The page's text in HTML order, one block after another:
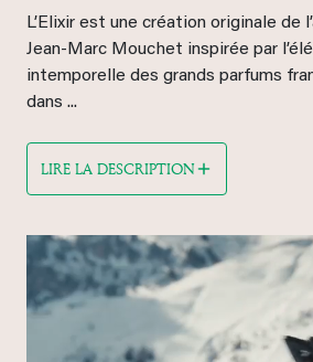
L’Elixir est une création originale de
Jean-Marc Mouchet inspirée par
intemporelle des grands parfums
dans ...
LIRE LA DESCRIPTION